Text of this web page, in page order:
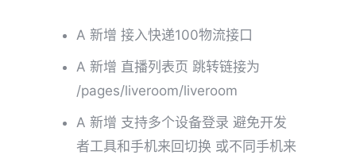
A 新增 接入快递100物流接口
A 新增 直播列表页 跳转链接为
/pages/liveroom/liveroom
A 新增 支持多个设备登录 避免开发
者工具和手机来回切换 或不同手机来